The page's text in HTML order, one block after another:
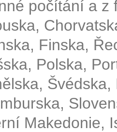
počítání a z
Finska,
Polska,
Makedonie,